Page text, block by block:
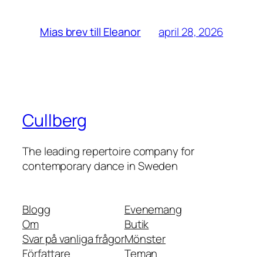
Mias brev till Eleanor april 28, 2026
Cullberg
The leading repertoire company for
contemporary dance in Sweden
Blogg
Om
Svar på vanliga frågor
Författare
Evenemang
Butik
Mönster
Teman